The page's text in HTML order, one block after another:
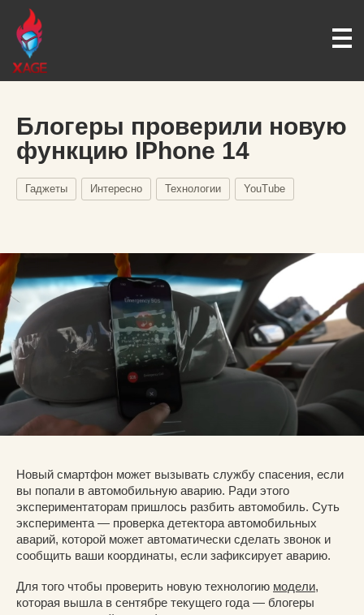
Блогеры проверили новую
функцию IPhone 14
Гаджеты Интересно Технологии YouTube
Новый смартфон может вызывать службу спасения, если
вы попали в автомобильную аварию. Ради этого
экспериментаторам пришлось разбить автомобиль. Суть
эксперимента — проверка детектора автомобильных
аварий, которой может автоматически сделать звонок и
сообщить ваши координаты, если зафиксирует аварию.
Для того чтобы проверить новую технологию модели,
которая вышла в сентябре текущего года — блогеры